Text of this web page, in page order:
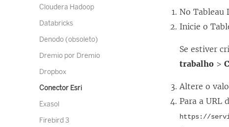
Cloudera Hadoop
Databricks
Denodo (obsoleto)
Dremio por Dremio
Dropbox
Conector Esri
Exasol
Firebird 3
No Tableau
Inicie o
Se estiver
trabalho >
Altere o
Para a URL
https://